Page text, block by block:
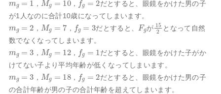
， ，
だとすると、眼鏡をかけた男の子
が1人なのに合計10歳になってしまいます。
2 ， Mg ， fg だとすると、 Fg が 15 2
となって自然
数でなくなってしまいます。
3 ， Mg 12 ， fg
だとすると、眼鏡をかけた子がか
けてない子より平均年齢が低くなってしまいます。
3 ， Mg 18 ， fg
だとすると、眼鏡をかけた男の子
の合計年齢が男の子の合計年齢を超えてしまいます。